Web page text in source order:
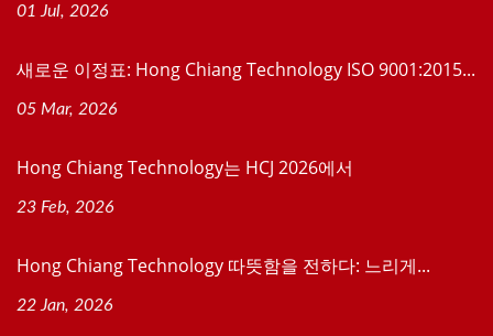
01 Jul, 2026
새로운 이정표: Hong Chiang Technology ISO 9001:2015...
05 Mar, 2026
Hong Chiang Technology는 HCJ 2026에서
23 Feb, 2026
Hong Chiang Technology 따뜻함을 전하다: 느리게...
22 Jan, 2026